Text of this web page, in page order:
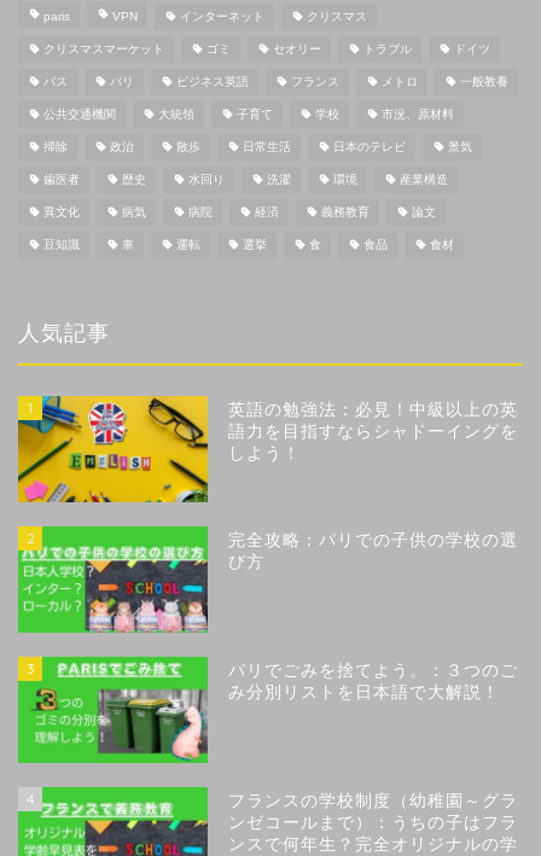
paris VPN インターネット クリスマス
クリスマスマーケット ゴミ セオリー トラブル ドイツ
バス パリ ビジネス英語 フランス メトロ 一般教養
公共交通機関 大統領 子育て 学校 市況、原材料
掃除 政治 散歩 日常生活 日本のテレビ 景気
歯医者 歴史 水回り 洗濯 環境 産業構造
異文化 病気 病院 経済 義務教育 論文
豆知識 車 運転 選挙 食 食品 食材
人気記事
1
英語の勉強法：必見！中級以上の英
語力を目指すならシャドーイングを
しよう！
2
完全攻略：パリでの子供の学校の選
び方
3
パリでごみを捨てよう。：３つのご
み分別リストを日本語で大解説！
4
フランスの学校制度（幼稚園～グラ
ンゼコールまで）：うちの子はフラ
ンスで何年生？完全オリジナルの学